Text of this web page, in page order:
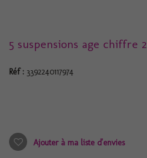
5 suspensions age chiffre 2
Réf : 3392240117974
Ajouter à ma liste d'envies